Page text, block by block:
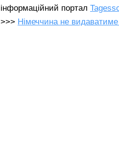
інформаційний портал
>>> Німеччина не видаватиме